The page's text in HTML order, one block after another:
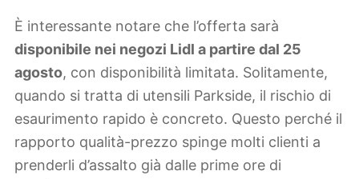
È interessante notare che l’offerta sarà
disponibile nei negozi Lidl a partire dal 25
agosto, con disponibilità limitata. Solitamente,
quando si tratta di utensili Parkside, il rischio di
esaurimento rapido è concreto. Questo perché il
rapporto qualità-prezzo spinge molti clienti a
prenderli d’assalto già dalle prime ore di